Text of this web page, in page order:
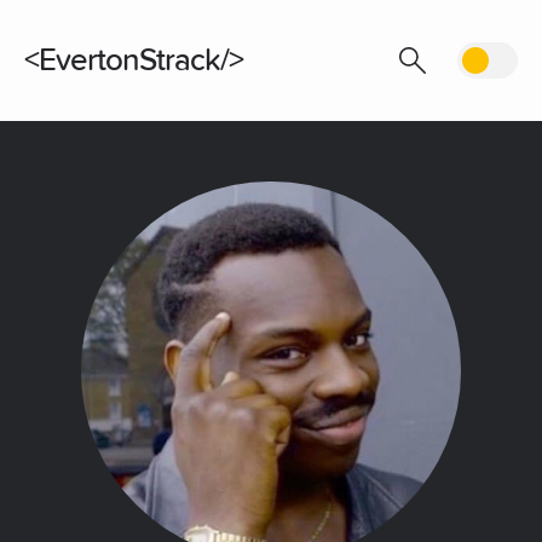
EvertonStrack